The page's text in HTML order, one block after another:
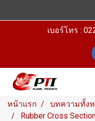
เบอร์โทร :
หน้าแรก บทความทั้ง
Rubber Cross